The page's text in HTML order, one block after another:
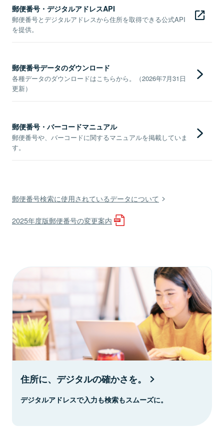
郵便番号・デジタルアドレスAPI
郵便番号とデジタルアドレスから住所を取得できる公式API
を提供。
郵便番号データのダウンロード
各種データのダウンロードはこちらから。（2026年7月31日
更新）
郵便番号・バーコードマニュアル
郵便番号や、バーコードに関するマニュアルを掲載していま
す。
郵便番号検索に使用されているデータについて
2025年度版郵便番号の変更案内
住所に、デジタルの確かさを。
デジタルアドレスで入力も検索もスムーズに。